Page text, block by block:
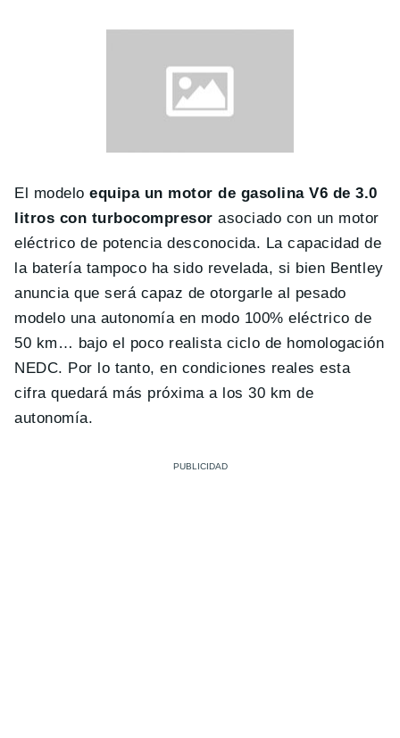
El modelo equipa un motor de gasolina V6 de 3.0
litros con turbocompresor asociado con un motor
eléctrico de potencia desconocida. La capacidad de
la batería tampoco ha sido revelada, si bien Bentley
anuncia que será capaz de otorgarle al pesado
modelo una autonomía en modo 100% eléctrico de
50 km… bajo el poco realista ciclo de homologación
NEDC. Por lo tanto, en condiciones reales esta
cifra quedará más próxima a los 30 km de
autonomía.